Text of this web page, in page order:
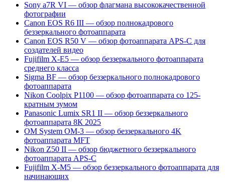
Sony a7R VI — обзор флагмана высококачественной
фотографии
Canon EOS R6 III — обзор полнокадрового
беззеркального фотоаппарата
Canon EOS R50 V — обзор фотоаппарата APS-C для
создателей видео
Fujifilm X-E5 — обзор беззеркального фотоаппарата
среднего класса
Sigma BF — обзор беззеркального полнокадрового
фотоаппарата
Nikon Coolpix P1100 — обзор фотоаппарата со 125-
кратным зумом
Panasonic Lumix SR1 II — обзор беззеркального
фотоаппарата 8К 2025
OM System OM-3 — обзор беззеркального 4K
фотоаппарата MFT
Nikon Z50 II — обзор бюджетного беззеркального
фотоаппарата APS-C
Fujifilm X-M5 — обзор беззеркального фотоаппарата для
начинающих